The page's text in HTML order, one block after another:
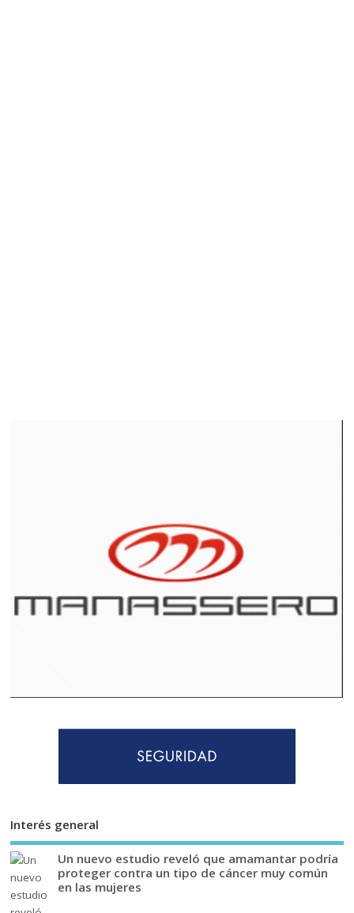
Interés general
Un nuevo estudio reveló que amamantar podría
proteger contra un tipo de cáncer muy común
en las mujeres